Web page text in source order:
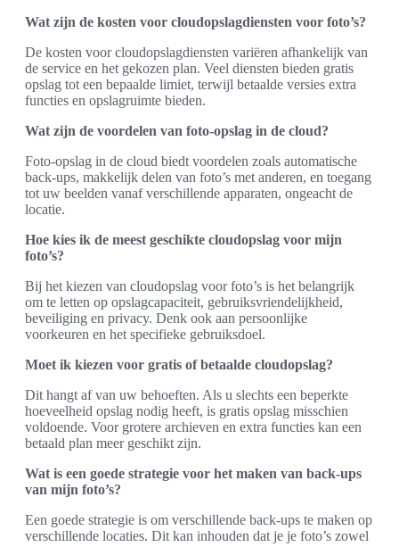
Wat zijn de kosten voor cloudopslagdiensten voor foto’s?
De kosten voor cloudopslagdiensten variëren afhankelijk van
de service en het gekozen plan. Veel diensten bieden gratis
opslag tot een bepaalde limiet, terwijl betaalde versies extra
functies en opslagruimte bieden.
Wat zijn de voordelen van foto-opslag in de cloud?
Foto-opslag in de cloud biedt voordelen zoals automatische
back-ups, makkelijk delen van foto’s met anderen, en toegang
tot uw beelden vanaf verschillende apparaten, ongeacht de
locatie.
Hoe kies ik de meest geschikte cloudopslag voor mijn
foto’s?
Bij het kiezen van cloudopslag voor foto’s is het belangrijk
om te letten op opslagcapaciteit, gebruiksvriendelijkheid,
beveiliging en privacy. Denk ook aan persoonlijke
voorkeuren en het specifieke gebruiksdoel.
Moet ik kiezen voor gratis of betaalde cloudopslag?
Dit hangt af van uw behoeften. Als u slechts een beperkte
hoeveelheid opslag nodig heeft, is gratis opslag misschien
voldoende. Voor grotere archieven en extra functies kan een
betaald plan meer geschikt zijn.
Wat is een goede strategie voor het maken van back-ups
van mijn foto’s?
Een goede strategie is om verschillende back-ups te maken op
verschillende locaties. Dit kan inhouden dat je je foto’s zowel